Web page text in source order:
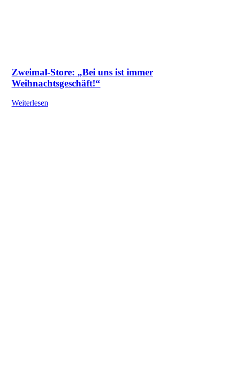
Zweimal-Store: „Bei uns ist immer
Weihnachtsgeschäft!“
Weiterlesen